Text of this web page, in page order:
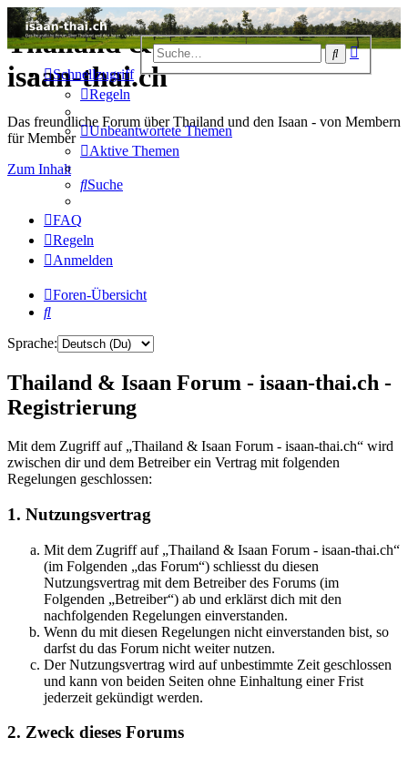
Suche
Thailand & Isaan Forum -
isaan-thai.ch
Das freundliche Forum über Thailand und den Isaan - von Membern
für Member
Zum Inhalt
Schnellzugriff
Regeln
Unbeantwortete Themen
Aktive Themen
Suche
FAQ
Regeln
Anmelden
Foren-Übersicht
Suche
Sprache:
Thailand & Isaan Forum - isaan-thai.ch -
Registrierung
Mit dem Zugriff auf „Thailand & Isaan Forum - isaan-thai.ch“ wird
zwischen dir und dem Betreiber ein Vertrag mit folgenden
Regelungen geschlossen:
1. Nutzungsvertrag
Mit dem Zugriff auf „Thailand & Isaan Forum - isaan-thai.ch“
(im Folgenden „das Forum“) schliesst du diesen
Nutzungsvertrag mit dem Betreiber des Forums (im
Folgenden „Betreiber“) ab und erklärst dich mit den
nachfolgenden Regelungen einverstanden.
Wenn du mit diesen Regelungen nicht einverstanden bist, so
darfst du das Forum nicht weiter nutzen.
Der Nutzungsvertrag wird auf unbestimmte Zeit geschlossen
und kann von beiden Seiten ohne Einhaltung einer Frist
jederzeit gekündigt werden.
2. Zweck dieses Forums